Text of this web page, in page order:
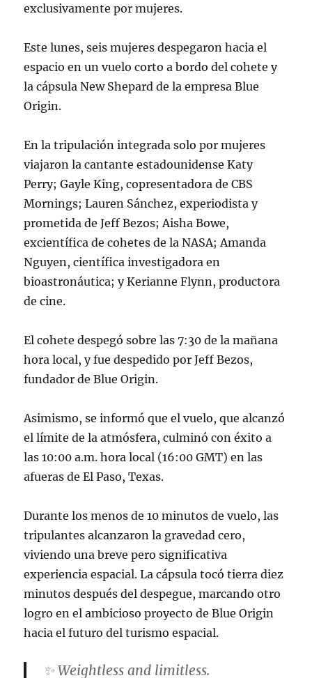
exclusivamente por mujeres.
Este lunes, seis mujeres despegaron hacia el
espacio en un vuelo corto a bordo del cohete y
la cápsula New Shepard de la empresa Blue
Origin.
En la tripulación integrada solo por mujeres
viajaron la cantante estadounidense Katy
Perry; Gayle King, copresentadora de CBS
Mornings; Lauren Sánchez, experiodista y
prometida de Jeff Bezos; Aisha Bowe,
excientífica de cohetes de la NASA; Amanda
Nguyen, científica investigadora en
bioastronáutica; y Kerianne Flynn, productora
de cine.
El cohete despegó sobre las 7:30 de la mañana
hora local, y fue despedido por Jeff Bezos,
fundador de Blue Origin.
Asimismo, se informó que el vuelo, que alcanzó
el límite de la atmósfera, culminó con éxito a
las 10:00 a.m. hora local (16:00 GMT) en las
afueras de El Paso, Texas.
Durante los menos de 10 minutos de vuelo, las
tripulantes alcanzaron la gravedad cero,
viviendo una breve pero significativa
experiencia espacial. La cápsula tocó tierra diez
minutos después del despegue, marcando otro
logro en el ambicioso proyecto de Blue Origin
hacia el futuro del turismo espacial.
✨ Weightless and limitless.